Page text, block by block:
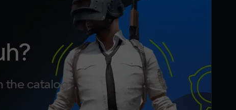
the catalog